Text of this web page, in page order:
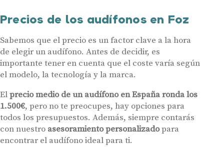
Precios de los audífonos en Foz
Sabemos que el precio es un factor clave a la hora
de elegir un audífono. Antes de decidir, es
importante tener en cuenta que el coste varía según
el modelo, la tecnología y la marca.
Elprecio medio de un audífono en España ronda los
1.500€, pero no te preocupes, hay opciones para
todos los presupuestos. Además, siempre contarás
con nuestro asesoramiento personalizadopara
encontrar el audífono ideal para ti.
Nombre E-mail
Teléfono
Acepto recibir comunicaciones comerciales por parte de Miaudífono
Acepto la cesión de estos datos a empresas colaboradoras de
Miaudífono para poder ofrecer los servicios solicitados, según se
detalla en nuestrasCondiciones de uso.
Al hacer click en «Contáctanos» declaras haber leído y aceptado nuestra
Política de Privacidad.
Contáctanos